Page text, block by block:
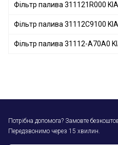
Фільтр палива 311121R000 KIA
Фільтр палива 31112C9100 KIA
Фільтр палива 31112-A70A0
Потрібна допомога? Замовте
Передзвонимо через 15 хвилин.